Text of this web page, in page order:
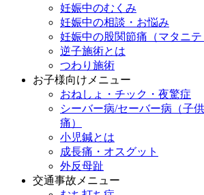
妊娠中のむくみ
妊娠中の相談・お悩み
妊娠中の股関節痛（マタニテ
逆子施術とは
つわり施術
お子様向けメニュー
おねしょ・チック・夜驚症
シーバー病/セーバー病（子
痛）
小児鍼とは
成長痛・オスグット
外反母趾
交通事故メニュー